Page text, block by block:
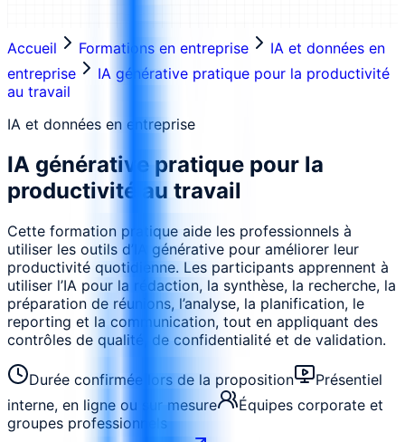
Accueil Formations en entreprise
IA et données en
entreprise
IA générative pratique pour la productivité
au travail
IA et données en entreprise
IA générative pratique pour la
productivité au travail
Cette formation pratique aide les professionnels à
utiliser les outils d’IA générative pour améliorer leur
productivité quotidienne. Les participants apprennent à
utiliser l’IA pour la rédaction, la synthèse, la recherche, la
préparation de réunions, l’analyse, la planification, le
reporting et la communication, tout en appliquant des
contrôles de qualité, de confidentialité et de validation.
Durée confirmée lors de la proposition
Présentiel
interne, en ligne ou sur mesure
Équipes corporate et
groupes professionnels